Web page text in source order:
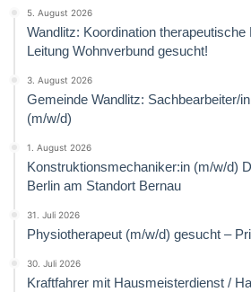
5. August 2026
Wandlitz: Koordination
Leitung Wohnverbund gesucht!
3. August 2026
Gemeinde Wandlitz: Sachbearbeiter/
(m/w/d)
1. August 2026
Konstruktionsmechaniker:in (m/w/d)
Berlin am Standort Bernau
31. Juli 2026
Physiotherapeut (m/w/d) gesucht –
30. Juli 2026
Kraftfahrer mit Hausmeisterdienst /